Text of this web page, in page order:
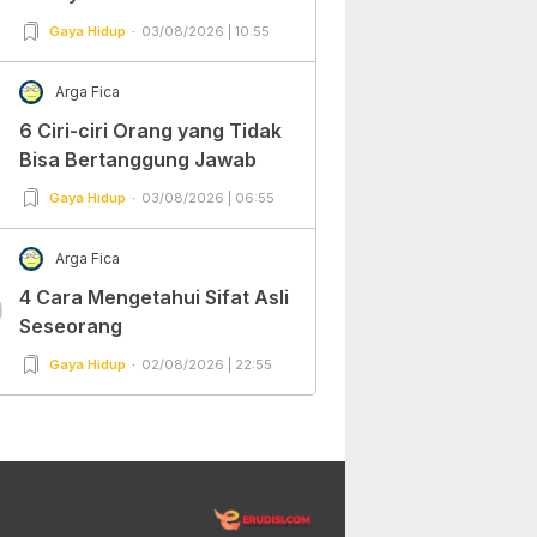
Gaya Hidup 03/08/2026 | 10:55
Arga Fica
6 Ciri-ciri Orang yang Tidak
Bisa Bertanggung Jawab
Gaya Hidup 03/08/2026 | 06:55
Arga Fica
4 Cara Mengetahui Sifat Asli
Seseorang
Gaya Hidup 02/08/2026 | 22:55